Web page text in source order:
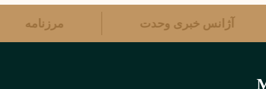
مرزنامه آژانس خبری وحدت